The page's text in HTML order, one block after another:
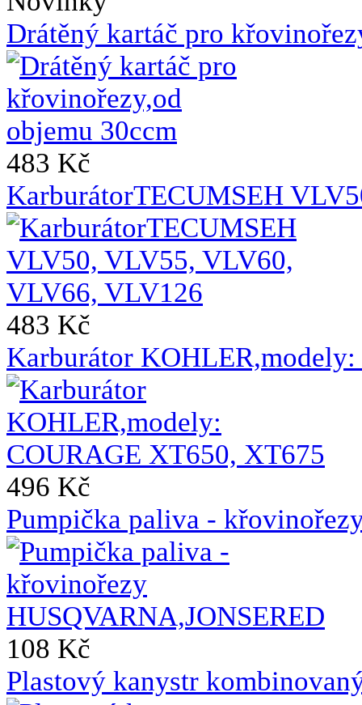
Drátěný kartáč pro
483 Kč
KarburátorTECUMSEH
483 Kč
Karburátor
496 Kč
Pumpička paliva -
108 Kč
Plastový kanystr